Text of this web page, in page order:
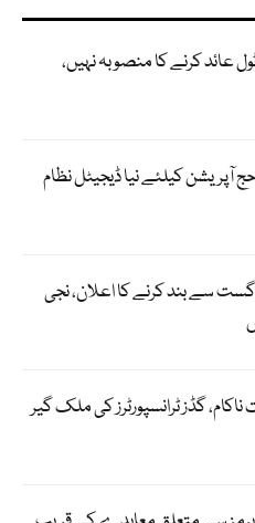
ٹول عائد کرنے کا منصوبہ نہیں،
حج آپریشن کیلئے نیا ڈیجیٹل نظام
بس سروس 11 اگست سے بند کرنے کا اعلان، نجی
گڈز ٹرانسپورٹرز کی ملک گیر